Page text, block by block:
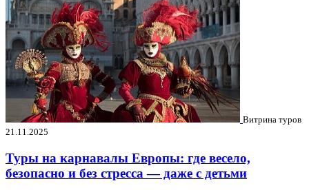
Витрина туров
21.11.2025
Туры на карнавалы Европы: где весело,
безопасно и без стресса — даже с детьми